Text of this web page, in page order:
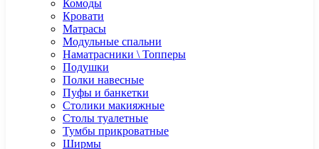
Комоды
Кровати
Матрасы
Модульные спальни
Наматрасники \ Топперы
Подушки
Полки навесные
Пуфы и банкетки
Столики макияжные
Столы туалетные
Тумбы прикроватные
Ширмы